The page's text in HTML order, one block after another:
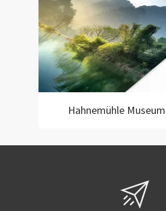
Hahnemühle